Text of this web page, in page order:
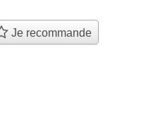
Je recommande